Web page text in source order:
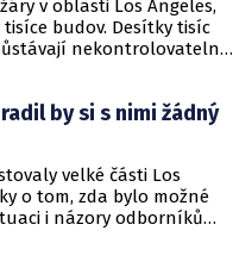
v oblasti Los Angeles,
budov. Desítky tisíc
nekontrolovatelné.
by si s nimi žádný
velké části Los
o tom, zda bylo možné
i názory odborníků